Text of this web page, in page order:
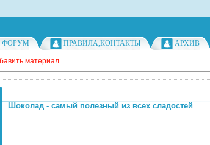
ФОРУМ ПРАВИЛА,КОНТАКТЫ АРХИВ
материал
Шоколад - самый полезный из всех сладостей